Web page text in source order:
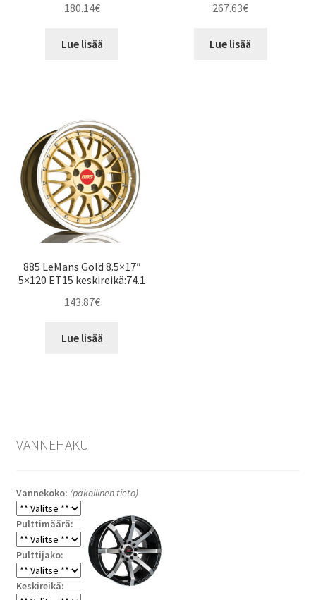
180.14€
Lue lisää
267.63€
Lue lisää
885 LeMans Gold 8.5×17″
5×120 ET15 keskireikä:74.1
143.87€
Lue lisää
VANNEHAKU
Vannekoko: (pakollinen tieto)
Pulttimäärä:
Pulttijako:
Keskireikä: